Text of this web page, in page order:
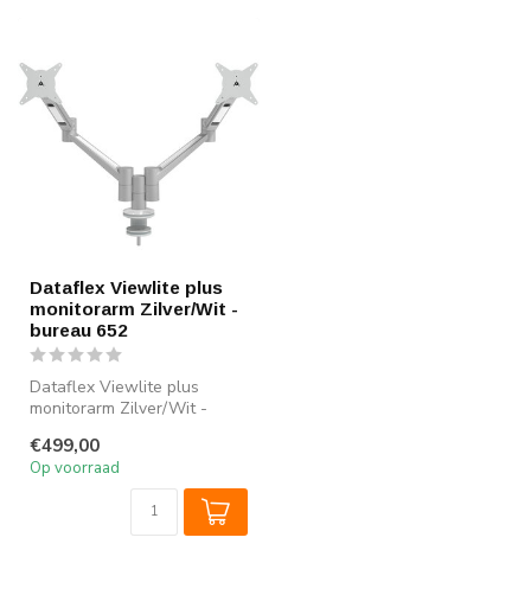
Dataflex Viewlite plus
monitorarm Zilver/Wit -
bureau 652
Dataflex Viewlite plus
monitorarm Zilver/Wit -
bevestigen v...
€499,00
Op voorraad